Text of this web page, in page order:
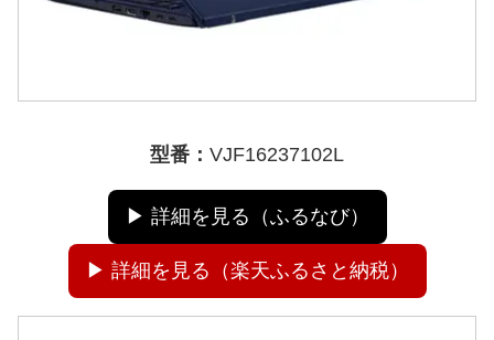
型番： VJF16237102L
▶ 詳細を見る（ふるなび）
▶ 詳細を見る（楽天ふるさと納税）